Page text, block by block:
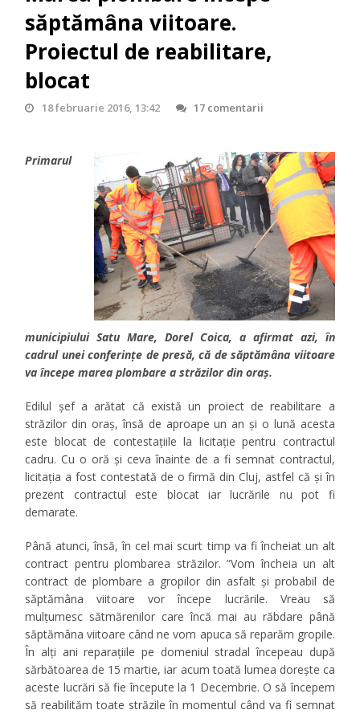
săptămâna viitoare.
Proiectul de reabilitare,
blocat
18 februarie 2016, 13:42 17 comentarii
Primarul
municipiului Satu Mare, Dorel Coica, a afirmat azi, în
cadrul unei conferințe de presă, că de săptămâna viitoare
va începe marea plombare a străzilor din oraș.
Edilul șef a arătat că există un proiect de reabilitare a
străzilor din oraș, însă de aproape un an și o lună acesta
este blocat de contestațiile la licitație pentru contractul
cadru. Cu o oră și ceva înainte de a fi semnat contractul,
licitația a fost contestată de o firmă din Cluj, astfel că și în
prezent contractul este blocat iar lucrările nu pot fi
demarate.
Până atunci, însă, în cel mai scurt timp va fi încheiat un alt
contract pentru plombarea străzilor. ”Vom încheia un alt
contract de plombare a gropilor din asfalt și probabil de
săptămâna viitoare vor începe lucrările. Vreau să
mulțumesc sătmărenilor care încă mai au răbdare până
săptămâna viitoare când ne vom apuca să reparăm gropile.
În alți ani reparațiile pe domeniul stradal începeau după
sărbătoarea de 15 martie, iar acum toată lumea dorește ca
aceste lucrări să fie începute la 1 Decembrie. O să începem
să reabilităm toate străzile în momentul când va fi semnat